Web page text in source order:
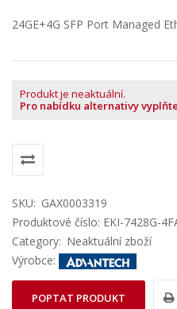
24GE+4G SFP Port Managed
Produkt je neaktuální.
Pro nabídku alternativy
SKU: GAX0003319
Produktové číslo: EKI-7428G-
Category: Neaktuální zboží
Výrobce:
POPTAT PRODUKT